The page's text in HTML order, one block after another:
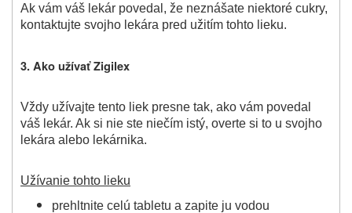
Ak vám váš lekár povedal, že neznášate niektoré cukry,
kontaktujte svojho lekára pred užitím tohto lieku.
3. Ako užívať Zigilex
Vždy užívajte tento liek presne tak, ako vám povedal
váš lekár. Ak si nie ste niečím istý, overte si to u svojho
lekára alebo lekárnika.
Užívanie tohto lieku
prehltnite celú tabletu a zapite ju vodou